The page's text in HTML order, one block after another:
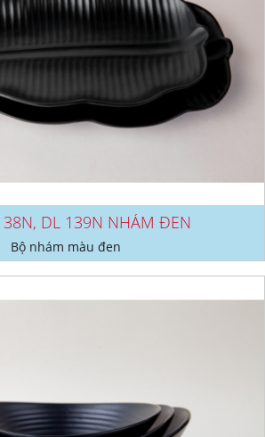
DL 139N NHÁM ĐEN
Bộ nhám màu đen